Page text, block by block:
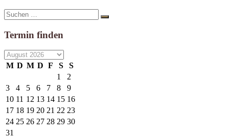
Suche
nach:
Suchen
Termin finden
M D M D F S
S
1
2
3
4 5 6 7 8
9
10 11 12 13 14 15 16
17 18 19 20 21 22 23
24 25 26 27 28 29 30
31